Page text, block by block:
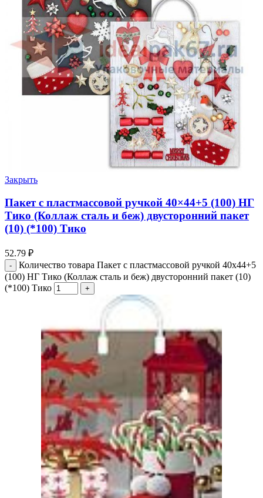
Закрыть
Пакет с пластмассовой ручкой 40×44+5 (100) НГ
Тико (Коллаж сталь и беж) двусторонний пакет
(10) (*100) Тико
52.79 ₽
Количество товара Пакет с пластмассовой ручкой 40x44+5
(100) НГ Тико (Коллаж сталь и беж) двусторонний пакет (10)
(*100) Тико